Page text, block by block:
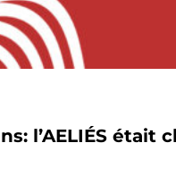
l’AELIÉS était